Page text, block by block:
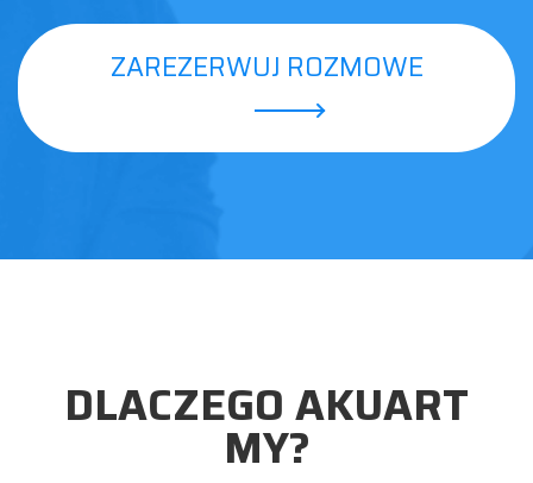
ZAREZERWUJ ROZMOWE
DLACZEGO AKUART
MY?